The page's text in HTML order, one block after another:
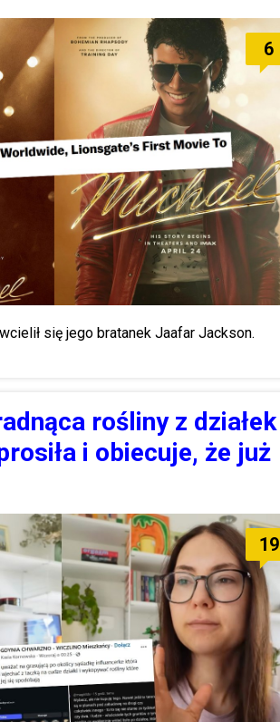
6
się jego bratanek Jaafar Jackson.
rośliny z działek
i obiecuje, że już
19